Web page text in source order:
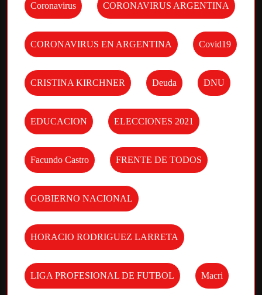
Coronavirus CORONAVIRUS ARGENTINA
CORONAVIRUS EN ARGENTINA Covid19
CRISTINA KIRCHNER Deuda DNU
EDUCACION ELECCIONES 2021
Facundo Castro FRENTE DE TODOS
GOBIERNO NACIONAL
HORACIO RODRIGUEZ LARRETA
LIGA PROFESIONAL DE FUTBOL Macri